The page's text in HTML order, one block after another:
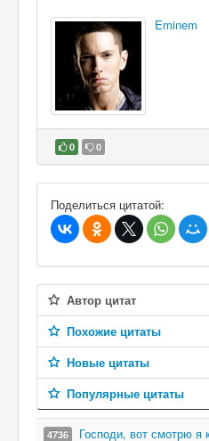
Eminem
0 0
В избранное
Поделиться цитатой:
Автор цитат
Похожие цитаты
Новые цитаты
Популярные цитаты
4736
Господи, вот смотрю я